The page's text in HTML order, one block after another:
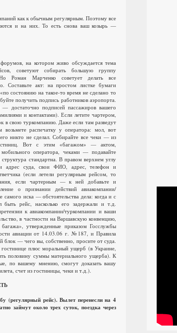
как к обычным регулярным. Поэтому все
и на них. То есть снова ваш козырь —
на котором живо обсуждается тема
советуют собирать большую группу
Роман Марченко советует делать все
Составьте акт: на простом листке бумаги
состоянию на такое-то время не сделано то
получить подпись работников аэропорта.
— достаточно подписей пассажиров вашего
и контактами). Если летите чартером,
в свою туркомпанию. Даже если там разведут
возьмете распечатку у оператора: мол, вот
никто не сделал. Собирайте все чеки — из
Вот с этим «багажом» — актом,
мобильного оператора, чеками — подавайте
стандартна. В правом верхнем углу
адрес суда, свои ФИО, адрес, телефон и
(если летели регулярным рейсом, то
если чартерным — к ней добавьте и
о признании действий авиакомпании/
иска — обстоятельства дела: когда и с
рейс, насколько его задержали и т.д.
к авиакомпании/туркомпании и ваши
в частности на Варшавскую конвенцию,
утвержденные приказом Госслужбы
авиации от 14.03.06 г. №187, и Правила
блок — чего вы, собственно, просите от суда.
плюс моральный ущерб (в Украине,
половину суммы материального ущерба). К
по вашему мнению, смогут доказать вашу
счет из гостиницы, чеки и т.д.).
рейс). Вылет перенесли на 4
займут около трех суток, поездка через